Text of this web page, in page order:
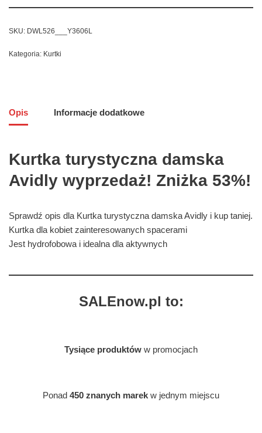
SKU: DWL526___Y3606L
Kategoria: Kurtki
Opis Informacje dodatkowe
Kurtka turystyczna damska
Avidly wyprzedaż! Zniżka 53%!
Sprawdź opis dla Kurtka turystyczna damska Avidly i kup taniej.
Kurtka dla kobiet zainteresowanych spacerami
Jest hydrofobowa i idealna dla aktywnych
SALEnow.pl to:
Tysiące produktów w promocjach
Ponad 450 znanych marek w jednym miejscu